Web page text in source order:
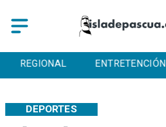
REGIONAL ENTRETENCIÓN
DEPORTES